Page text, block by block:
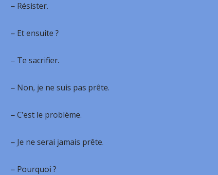
– Résister.
– Et ensuite ?
– Te sacrifier.
– Non, je ne suis pas prête.
– C’est le problème.
– Je ne serai jamais prête.
– Pourquoi ?